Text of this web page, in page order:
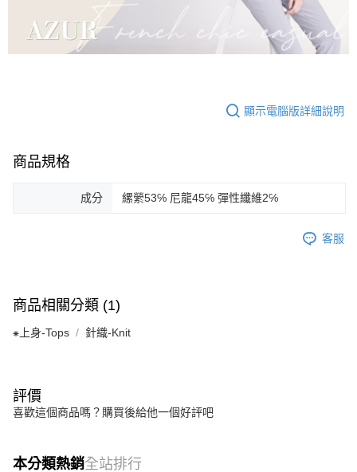
顯示電腦版詳細說明
商品規格
成分 縲縈53℅ 尼龍45℅ 彈性纖維2℅
客服
商品相關分類 (1)
⁕上身-Tops 針織-Knit
評價
喜歡這個商品嗎？購買後給他一個好評吧
本分類熱銷全站排行